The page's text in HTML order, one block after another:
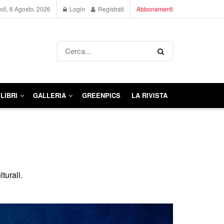
6 Agosto, 2026 Login Registrati Abbonamenti
LIBRI GALLERIA GREENPICS LA RIVISTA